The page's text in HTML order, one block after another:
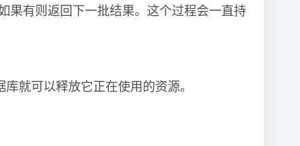
果有则返回下一批结果。这个过程会一直持
就可以释放它正在使用的资源。